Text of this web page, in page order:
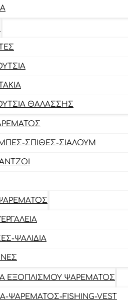
ΘΑΛΆΣΣΗΣ
ΣΠΊΘΕΣ-ΣΊΑΛΟΥΜ
ΨΑΡΈΜΑΤΟΣ
ΨΑΛΊΔΙΑ
ΕΞΟΠΛΙΣΜΟΎ ΨΑΡΈΜΑΤΟΣ
ΨΑΡΈΜΑΤΟΣ-FISHING-VEST